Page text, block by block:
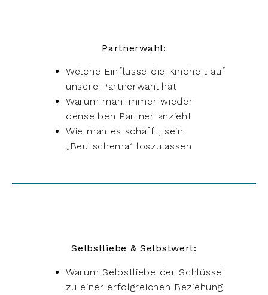
Partnerwahl:
Welche Einflüsse die Kindheit auf
unsere Partnerwahl hat
Warum man immer wieder
denselben Partner anzieht
Wie man es schafft, sein
„Beutschema“ loszulassen
Selbstliebe & Selbstwert:
Warum Selbstliebe der Schlüssel
zu einer erfolgreichen Beziehung